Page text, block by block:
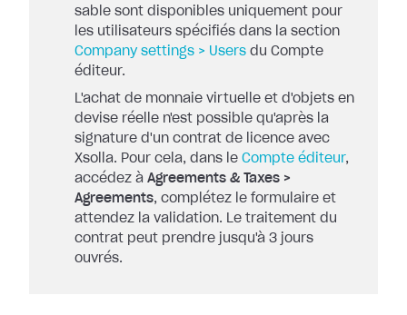
sable sont disponibles uniquement pour
les utilisateurs spécifiés dans la section
Company settings > Users du Compte
éditeur.
L'achat de monnaie virtuelle et d'objets en
devise réelle n'est possible qu'après la
signature d'un contrat de licence avec
Xsolla. Pour cela, dans le Compte éditeur,
accédez à Agreements & Taxes >
Agreements, complétez le formulaire et
attendez la validation. Le traitement du
contrat peut prendre jusqu'à 3 jours
ouvrés.